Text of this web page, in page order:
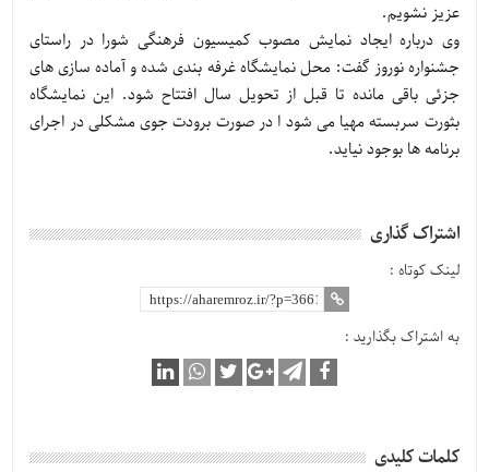
عزیز نشویم.
وی درباره ایجاد نمایش مصوب کمیسیون فرهنگی شورا در راستای
جشنواره نوروز گفت: محل نمایشگاه غرفه بندی شده و آماده سازی های
جزئی باقی مانده تا قبل از تحویل سال افتتاح شود. این نمایشگاه
بثورت سربسته مهیا می شود ا در صورت برودت جوی مشکلی در اجرای
برنامه ها بوجود نیاید.
اشتراک گذاری
لینک کوتاه :
به اشتراک بگذارید :
کلمات کلیدی